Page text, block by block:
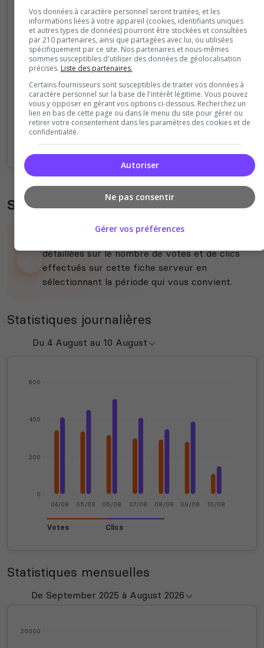
10
30
50
70
90
12h 14h 16h 18h 20h 22h 00h 02h 04h 06h 08h 10h 12h
Statistiques des votes et clics
détaillées sur le nombre de votes et de clics
effectués sur cette fiche serveur en
sélectionnant la période qui vous convient.
Statistiques journalières
0
200
400
600
04/08 05/08 06/08 07/08 08/08 09/08 10/08
Votes Clics
Statistiques mensuelles
20000
Vos données à caractère personnel seront traitées, et les
informations liées à votre appareil (cookies, identifiants uniques
et autres types de données) pourront être stockées et consultées
par 210 partenaires, ainsi que partagées avec lui, ou utilisées
spécifiquement par ce site. Nos partenaires et nous-mêmes
sommes susceptibles d'utiliser des données de géolocalisation
précises. Liste des partenaires.
Certains fournisseurs sont susceptibles de traiter vos données à
caractère personnel sur la base de l'intérêt légitime. Vous pouvez
vous y opposer en gérant vos options ci-dessous. Recherchez un
lien en bas de cette page ou dans le menu du site pour gérer ou
retirer votre consentement dans les paramètres des cookies et de
confidentialité.
Autoriser
Ne pas consentir
Gérer vos préférences